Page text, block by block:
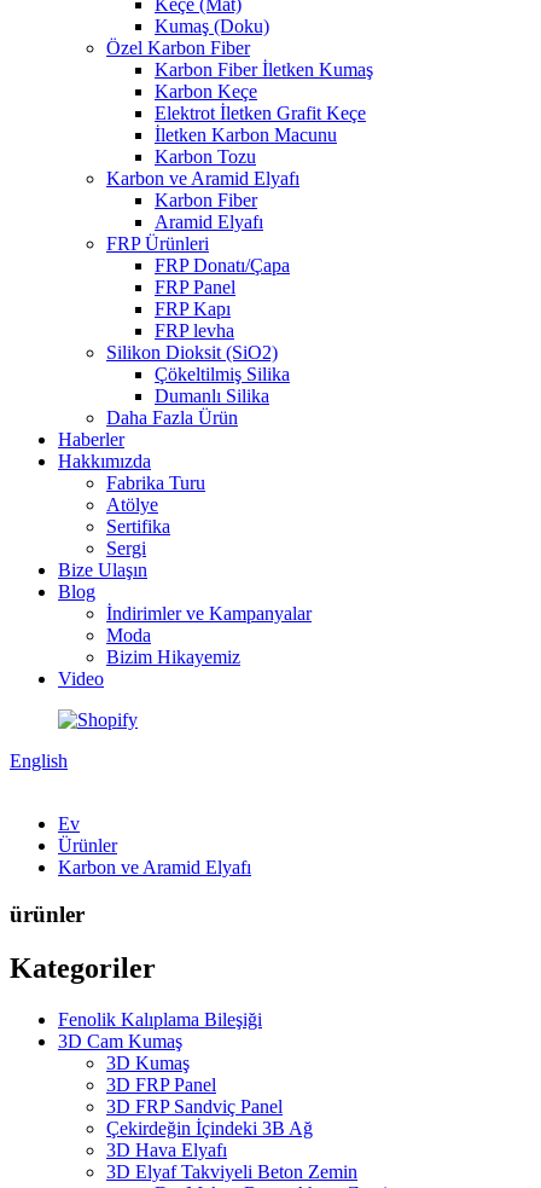
Keçe (Mat)
Kumaş (Doku)
Özel Karbon Fiber
Karbon Fiber İletken Kumaş
Karbon Keçe
Elektrot İletken Grafit Keçe
İletken Karbon Macunu
Karbon Tozu
Karbon ve Aramid Elyafı
Karbon Fiber
Aramid Elyafı
FRP Ürünleri
FRP Donatı/Çapa
FRP Panel
FRP Kapı
FRP levha
Silikon Dioksit (SiO2)
Çökeltilmiş Silika
Dumanlı Silika
Daha Fazla Ürün
Haberler
Hakkımızda
Fabrika Turu
Atölye
Sertifika
Sergi
Bize Ulaşın
Blog
İndirimler ve Kampanyalar
Moda
Bizim Hikayemiz
Video
English
Ev
Ürünler
Karbon ve Aramid Elyafı
ürünler
Kategoriler
Fenolik Kalıplama Bileşiği
3D Cam Kumaş
3D Kumaş
3D FRP Panel
3D FRP Sandviç Panel
Çekirdeğin İçindeki 3B Ağ
3D Hava Elyafı
3D Elyaf Takviyeli Beton Zemin